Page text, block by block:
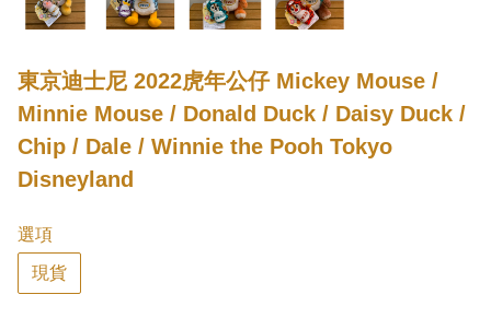
東京迪士尼 2022虎年公仔 Mickey Mouse /
Minnie Mouse / Donald Duck / Daisy Duck /
Chip / Dale / Winnie the Pooh Tokyo
Disneyland
選項
現貨